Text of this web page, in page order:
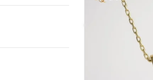
Inele din aur
Inel Pentru
Inele de